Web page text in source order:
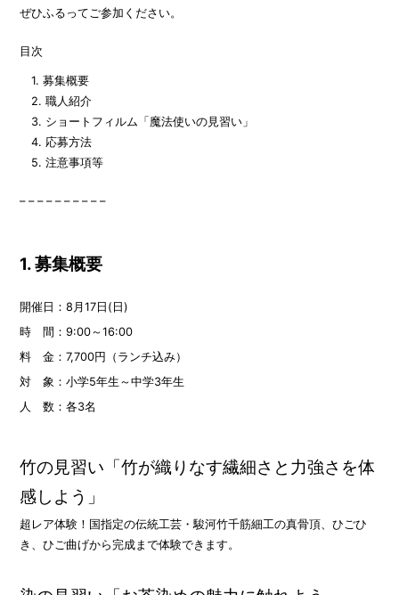
ぜひふるってご参加ください。
目次
1. 募集概要
2. 職人紹介
3. ショートフィルム「魔法使いの見習い」
4. 応募方法
5. 注意事項等
– – – – – – – – – –
1. 募集概要
開催日：8月17日(日)
時 間：9:00～16:00
料 金：7,700円（ランチ込み）
対 象：小学5年生～中学3年生
人 数：各3名
竹の見習い「竹が織りなす繊細さと力強さを体
感しよう」
超レア体験！国指定の伝統工芸・駿河竹千筋細工の真骨頂、ひごひ
き、ひご曲げから完成まで体験できます。